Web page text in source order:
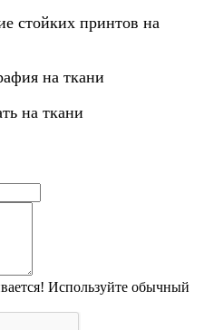
стойких принтов на
на ткани
на ткани
Используйте обычный